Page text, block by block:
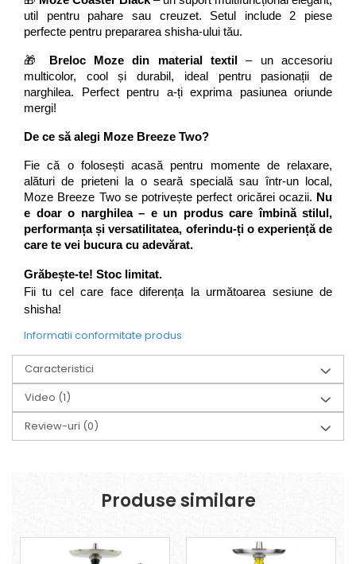
util pentru pahare sau creuzet. Setul include 2 piese
perfecte pentru prepararea shisha-ului tău.
🎁 Breloc Moze din material textil
– un accesoriu
multicolor, cool și durabil, ideal pentru pasionații de
narghilea. Perfect pentru a-ți exprima pasiunea oriunde
mergi!
De ce să alegi Moze Breeze Two?
Fie că o folosești acasă pentru momente de relaxare,
alături de prieteni la o seară specială sau într-un local,
Moze Breeze Two se potrivește perfect oricărei ocazii. Nu
e doar o narghilea – e un produs care îmbină stilul,
performanța și versatilitatea, oferindu-ți o experiență de
care te vei bucura cu adevărat.
Grăbește-te! Stoc limitat.
Fii tu cel care face diferența la următoarea sesiune de
shisha!
Informatii conformitate produs
Caracteristici
Video (1)
Review-uri (0)
Produse similare